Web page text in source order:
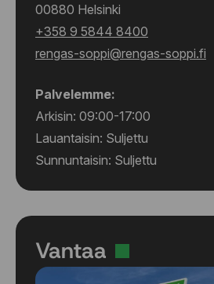
00880 Helsinki
+358 9 5844 8400
rengas-soppi@rengas-soppi.fi
Palvelemme:
Arkisin: 09:00-17:00
Lauantaisin: Suljettu
Sunnuntaisin: Suljettu
Vantaa